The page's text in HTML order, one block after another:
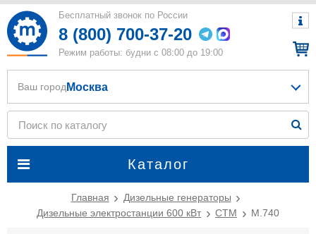
Бесплатный звонок по России
8 (800) 700-37-20
Режим работы: будни с 08:00 до 19:00
Каталог
Ваш город Москва
Главная
Дизельные генераторы
Дизельные электростанции 600 кВт
CTM M.740